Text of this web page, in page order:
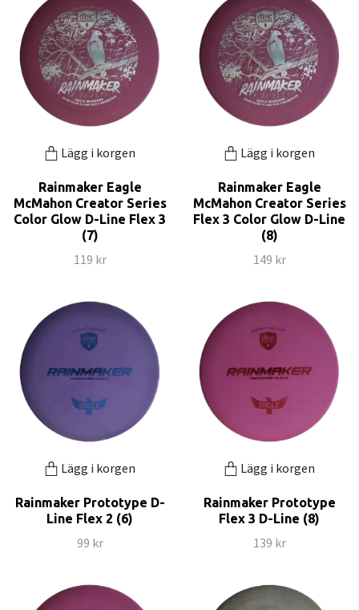
Lägg i korgen
Rainmaker Eagle
McMahon Creator Series
Color Glow D-Line Flex 3
(7)
119 kr
Lägg i korgen
Rainmaker Eagle
McMahon Creator Series
Flex 3 Color Glow D-Line
(8)
149 kr
Lägg i korgen
Rainmaker Prototype D-
Line Flex 2 (6)
99 kr
Lägg i korgen
Rainmaker Prototype
Flex 3 D-Line (8)
139 kr